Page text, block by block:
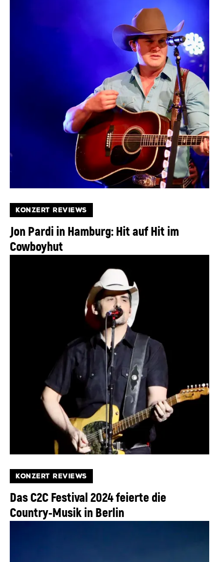
KONZERT REVIEWS
Jon Pardi in Hamburg: Hit auf Hit im
Cowboyhut
KONZERT REVIEWS
Das C2C Festival 2024 feierte die
Country-Musik in Berlin